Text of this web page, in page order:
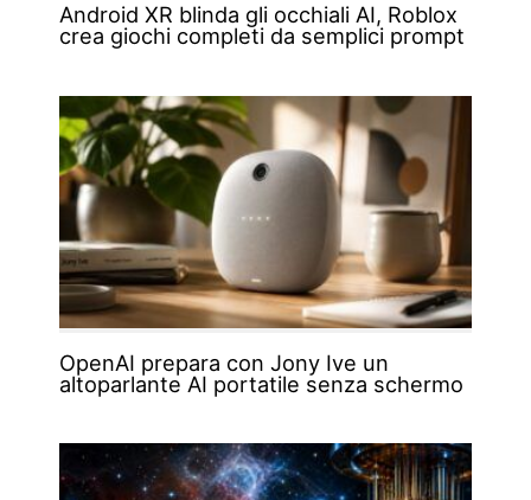
Android XR blinda gli occhiali AI, Roblox
crea giochi completi da semplici prompt
OpenAI prepara con Jony Ive un
altoparlante AI portatile senza schermo